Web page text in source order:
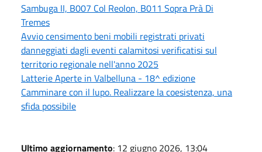
Sambuga II, B007 Col Reolon, B011 Sopra Prà Di
Tremes
Avvio censimento beni mobili registrati privati
danneggiati dagli eventi calamitosi verificatisi sul
territorio regionale nell'anno 2025
Latterie Aperte in Valbelluna - 18^ edizione
Camminare con il lupo. Realizzare la coesistenza, una
sfida possibile
Ultimo aggiornamento: 12 giugno 2026, 13:04